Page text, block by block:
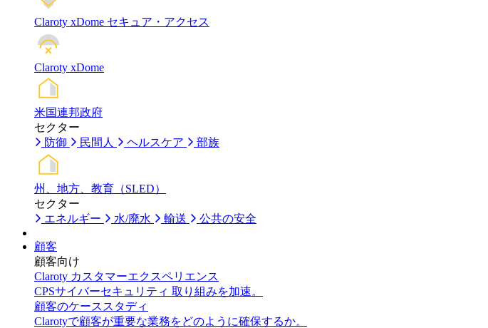
Claroty xDome セキュア・アクセス
Claroty xDome
米国連邦政府
セクター
防御
民間人 ヘルスケア 部族
州、地方、教育（SLED）
セクター
エネルギー
水/廃水 輸送 公共の安全
顧客
顧客向け
Claroty カスタマーエクスペリエンス
CPSサイバーセキュリティ 取り組みを加速。
顧客のケーススタディ
Clarotyで顧客が重要な業務をどのように確保するか。